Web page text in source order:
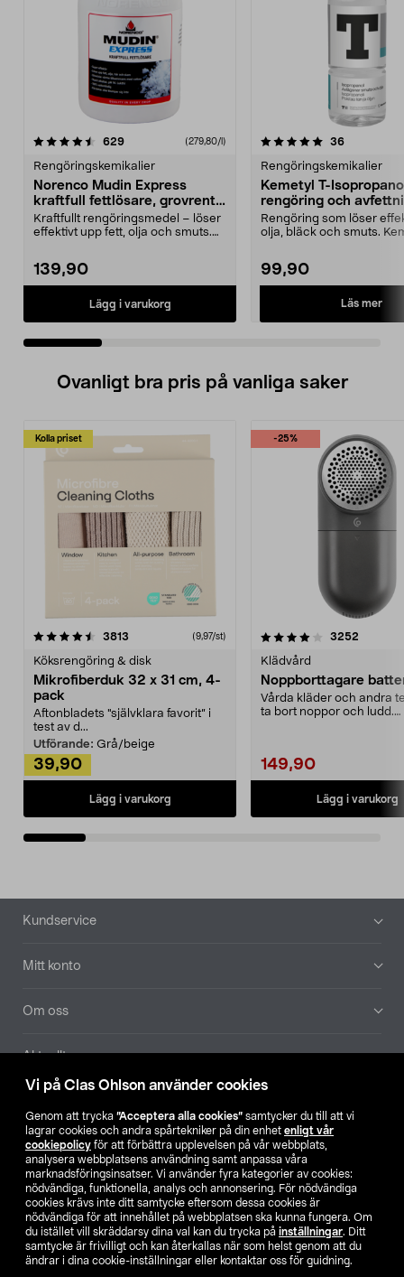
Vi på Clas Ohlson använder cookies
Genom att trycka ”Acceptera alla cookies” samtycker du till att vi
lagrar cookies och andra spårtekniker på din enhet enligt vår
cookiepolicy för att förbättra upplevelsen på vår webbplats,
analysera webbplatsens användning samt anpassa våra
marknadsföringsinsatser. Vi använder fyra kategorier av cookies:
nödvändiga, funktionella, analys och annonsering. För nödvändiga
cookies krävs inte ditt samtycke eftersom dessa cookies är
nödvändiga för att innehållet på webbplatsen ska kunna fungera. Om
du istället vill skräddarsy dina val kan du trycka på inställningar. Ditt
samtycke är frivilligt och kan återkallas när som helst genom att du
ändrar i dina cookie-inställningar eller kontaktar oss för guidning.
629recensioner (279,80/l)
Rengöringskemikalier
Norenco Mudin Express
kraftfull fettlösare, grovrent,
500 ml
Kraftfullt rengöringsmedel – löser
effektivt upp fett, olja och smuts.
139,90
Lägg i varukorg
5.0 av 5 stjärnor 36recensioner
Rengöringskemikalier
Kemetyl T-
rengöring och
Rengöring som löser
olja, bläck och smuts.
99,90
Läs mer
3.5 av 5 stjärnor
Ovanligt bra pris på vanliga saker
Kolla priset
3813 (9,97/st)
Köksrengöring & disk
Mikrofiberduk 32 x 31 cm, 4-
pack
Aftonbladets "självklara favorit” i
test av d...
Utförande: Grå/beige
39,90
Lägg i varukorg
-25%
4.0av 5 stjärnor 3252
Klädvård
Noppborttagare
Vårda kläder och andra
ta bort noppor och ludd.
149,90
Lägg i varukorg
4.5av 5 stjärnor
Sidfot
Kundservice
Mitt konto
Om oss
Aktuellt
Hitta butik
SE NO FI